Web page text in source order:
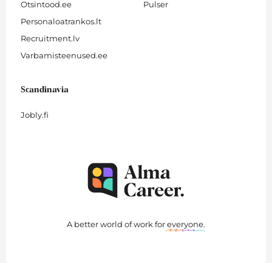
Otsintood.ee
Personaloatrankos.lt
Recruitment.lv
Varbamisteenused.ee
Pulser
Scandinavia
Jobly.fi
A better world of work foreveryone.